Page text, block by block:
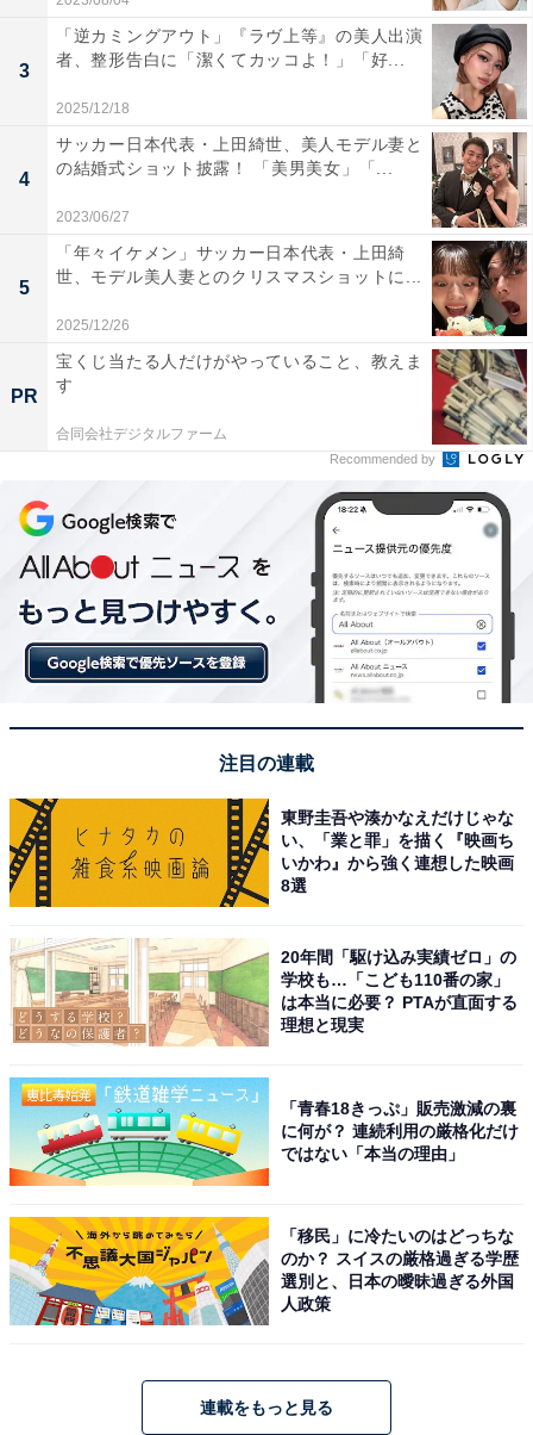
3
「逆カミングアウト」『ラヴ上等』の美人出演
者、整形告白に「潔くてカッコよ！」「好...
2025/12/18
4
サッカー日本代表・上田綺世、美人モデル妻と
の結婚式ショット披露！ 「美男美女」「...
2023/06/27
5
「年々イケメン」サッカー日本代表・上田綺
世、モデル美人妻とのクリスマスショットに...
2025/12/26
PR
宝くじ当たる人だけがやっていること、教えま
す
合同会社デジタルファーム
Recommended by
注目の連載
東野圭吾や湊かなえだけじゃな
い、「業と罪」を描く『映画ち
いかわ』から強く連想した映画
8選
20年間「駆け込み実績ゼロ」の
学校も…「こども110番の家」
は本当に必要？ PTAが直面する
理想と現実
「青春18きっぷ」販売激減の裏
に何が？ 連続利用の厳格化だけ
ではない「本当の理由」
「移民」に冷たいのはどっちな
のか？ スイスの厳格過ぎる学歴
選別と、日本の曖昧過ぎる外国
人政策
連載をもっと見る